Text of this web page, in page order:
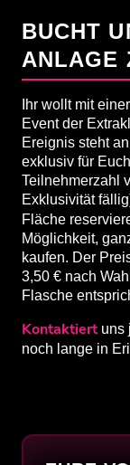
FAQ
BUCHT
ANLAGE
Ihr wollt mit
Event der
Ereignis steht
exklusiv für
Teilnehmerzahl
Exklusivität
Fläche
Möglichkeit,
kaufen. Der
3,50 € nach
Flasche
Kontaktiert uns
noch lange in